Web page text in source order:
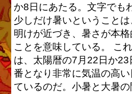
か8日にあたる。文字でも
少しだけ暑いということ
明けが近づき、暑さが本
ことを意味している。 こ
は、太陽暦の7月22日か23
番となり非常に気温の高い
ているのだ。小暑と大暑の